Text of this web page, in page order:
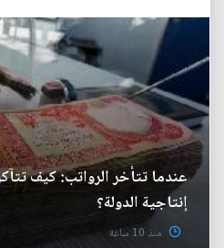
عندما تتأخر الرواتب: كيف
إنتاجية الدولة؟
منذ 10 ساعة